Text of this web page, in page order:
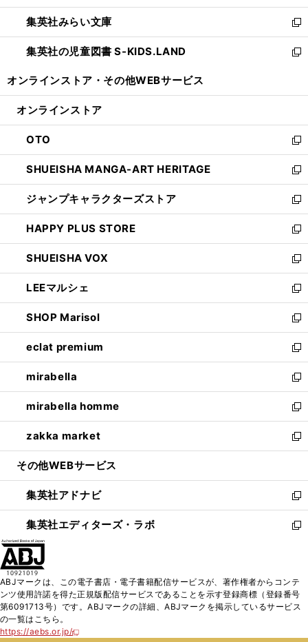
開
く
ウ
で
開
く
ン
ド
ウ
で
ウ
ィ
ン
ド
開
集英社みらい文庫
新
し
い
ン
ウ
で
開
く
集英社の児童図書 S-KIDS.LAND
新
ウ
ン
ド
ウ
で
開
く
オンラインストア・ その他WEBサービス
オンラインストア
OTO
新
し
い
ウ
ィ
ン
ド
ウ
で
開
く
SHUEISHA MANGA-ART HERITAGE
新
し
い
ウ
ィ
ン
ド
ウ
で
開
く
ジャンプキャラクターズストア
新
し
い
ウ
ィ
ン
ド
ウ
で
開
く
HAPPY PLUS STORE
新
し
い
ウ
ィ
ン
ド
ウ
で
開
く
SHUEISHA VOX
新
し
い
ウ
ィ
ン
ド
ウ
で
開
く
LEEマルシェ
新
し
い
ウ
ィ
ン
ド
ウ
で
開
く
SHOP Marisol
新
し
い
ウ
ィ
ン
ド
ウ
で
開
eclat premium
新
し
い
ウ
ィ
ン
ド
ウ
開
く
mirabella
新
し
い
ウ
ィ
ン
ウ
で
開
く
mirabella homme
新
し
い
ウ
ン
ド
ウ
で
zakka market
新
し
ウ
ィ
ン
ド
く
その他WEBサービス
集英社アドナビ
新
し
い
ド
ウ
で
集英社エディターズ・ラボ
新
ィ
ン
ABJマークは、この電子書店・電子書籍配信サービスが、著作権者からコンテ
ンツ使用許諾を得た正規版配信サービスであることを示す登録商標（登録番号
第6091713号）です。ABJマークの詳細、ABJマークを掲示しているサービス
の一覧はこちら。
https://aebs.or.jp/
新